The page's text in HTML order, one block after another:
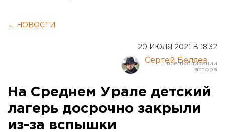
← НОВОСТИ
20 ИЮЛЯ 2021 В 18:32
Сергей Беляев
На Среднем Урале детский
лагерь досрочно закрыли
из-за вспышки